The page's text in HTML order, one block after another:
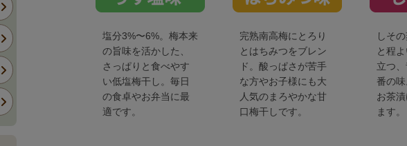
塩分3%〜6%。梅本来
の旨味を活かした、
さっぱりと食べやす
い低塩梅干し。毎日
の食卓やお弁当に最
適です。
完熟南高梅にとろり
とはちみつをブレン
ド。酸っぱさが苦手
な方やお子様にも大
人気のまろやかな甘
口梅干しです。
しそ
と程
立つ
番の
お茶
ます。